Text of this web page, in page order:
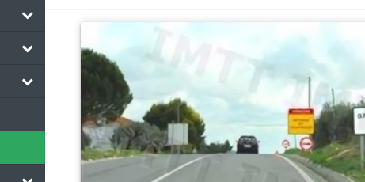
Conta Crie uma conta para não perder as suas
Perfil Veja as questões que errou no seu perfil.
Questões As questões que usamos estão